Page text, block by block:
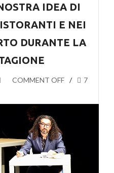
IDEA DI
E NEI
DURANTE LA
COMMENT OFF 7